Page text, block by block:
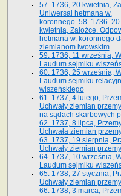
57. 1736, 20 kwietnia,
Uniwersał hetmana w.
koronnego. 58. 1736. 20
kwietnia, Załoźce.
hetmana w. koronnego
ziemianom lwowskim
59. 1736, 11 września,
Laudum sejmiku
60. 1736, 25 września,
Laudum sejmiku
wiszeńskiego
61. 1737, 4 lutego,
Uchwały ziemian
na sądach skarbowych
62. 1737, 8 lipca,
Uchwała ziemian
63. 1737, 19 sierpnia,
Uchwały ziemian
64. 1737, 10 września,
Laudum sejmiku
65. 1738, 27 stycznia,
Uchwały ziemian
66. 1738, 3 marca,